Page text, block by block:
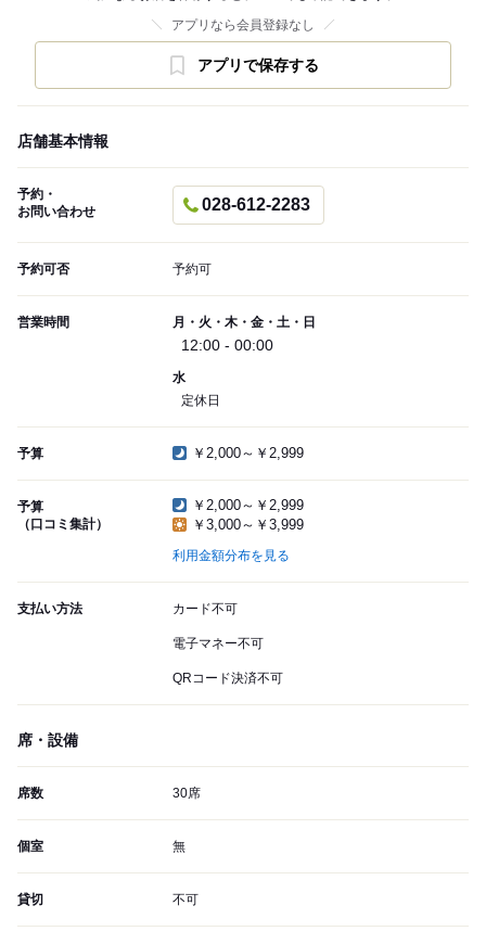
アプリなら会員登録なし
アプリで保存する
店舗基本情報
予約・
お問い合わせ
028-612-2283
予約可否 予約可
営業時間 月・火・木・金・土・日
12:00 - 00:00
水
定休日
予算 ￥2,000～￥2,999
予算
（口コミ集計）
￥2,000～￥2,999
￥3,000～￥3,999
利用金額分布を見る
支払い方法 カード不可
電子マネー不可
QRコード決済不可
席・設備
席数 30席
個室 無
貸切 不可